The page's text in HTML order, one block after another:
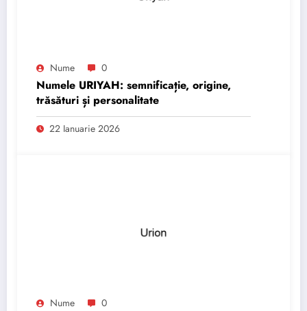
Nume 0
Numele URIYAH: semnificație, origine,
trăsături și personalitate
22 Ianuarie 2026
Nume 0